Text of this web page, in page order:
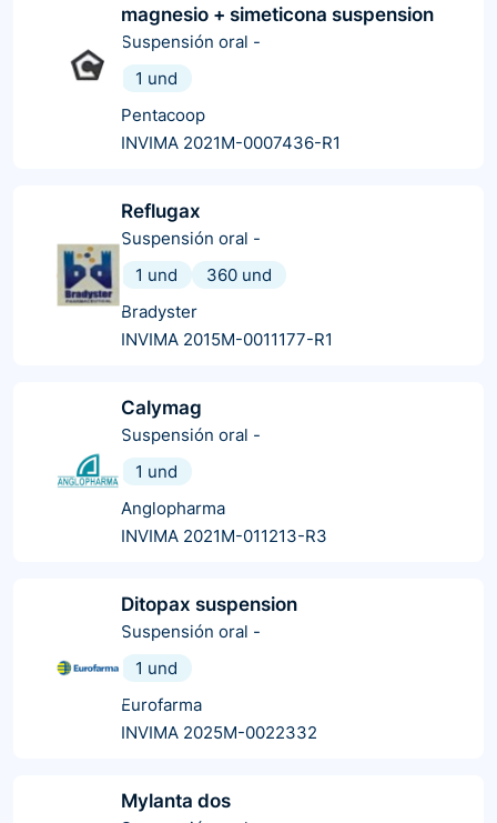
magnesio + simeticona suspension
Suspensión oral -
1 und
Pentacoop
INVIMA 2021M-0007436-R1
Reflugax
Suspensión oral -
1 und
360 und
Bradyster
INVIMA 2015M-0011177-R1
Calymag
Suspensión oral -
1 und
Anglopharma
INVIMA 2021M-011213-R3
Ditopax suspension
Suspensión oral -
1 und
Eurofarma
INVIMA 2025M-0022332
Mylanta dos